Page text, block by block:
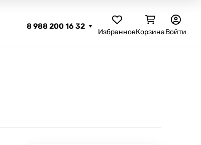
8 988 200 16 32
ИзбранноеКорзинаВойти